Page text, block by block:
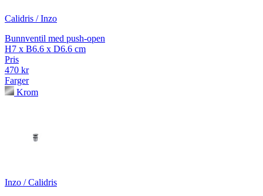
Calidris / Inzo
Bunnventil med push-open
H7 x B6.6 x D6.6 cm
Pris
470 kr
Farger
Krom
Inzo / Calidris